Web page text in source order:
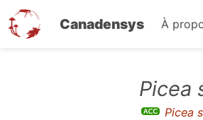
Canadensys À
Picea
Picea